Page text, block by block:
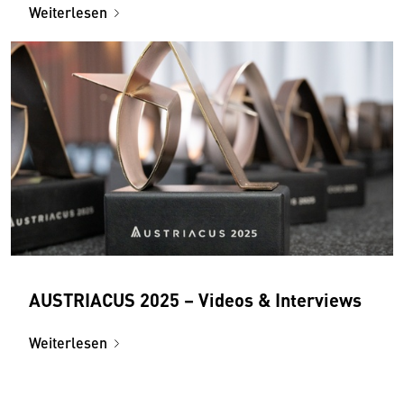
Weiterlesen
AUSTRIACUS 2025 – Videos & Interviews
Weiterlesen